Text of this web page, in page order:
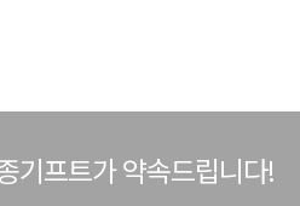
기프트가 약속드립니다!